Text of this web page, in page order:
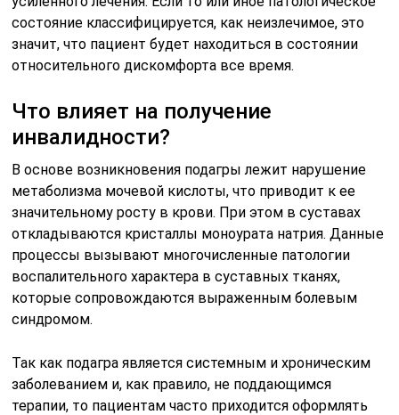
состояние классифицируется, как неизлечимое, это
значит, что пациент будет находиться в состоянии
относительного дискомфорта все время.
Что влияет на получение
инвалидности?
В основе возникновения подагры лежит нарушение
метаболизма мочевой кислоты, что приводит к ее
значительному росту в крови. При этом в суставах
откладываются кристаллы моноурата натрия. Данные
процессы вызывают многочисленные патологии
воспалительного характера в суставных тканях,
которые сопровождаются выраженным болевым
синдромом.
Так как подагра является системным и хроническим
заболеванием и, как правило, не поддающимся
терапии, то пациентам часто приходится оформлять